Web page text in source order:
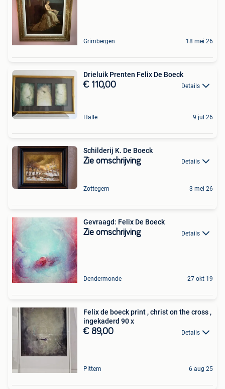
Grimbergen 18 mei 26
Drieluik Prenten Felix De Boeck
€ 110,00 Details
Halle 9 jul 26
Schilderij K. De Boeck
Zie omschrijving Details
Zottegem 3 mei 26
Gevraagd: Felix De Boeck
Zie omschrijving Details
Dendermonde 27 okt 19
Felix de boeck print , christ on the cross ,
ingekaderd 90 x
€ 89,00 Details
Pittem 6 aug 25